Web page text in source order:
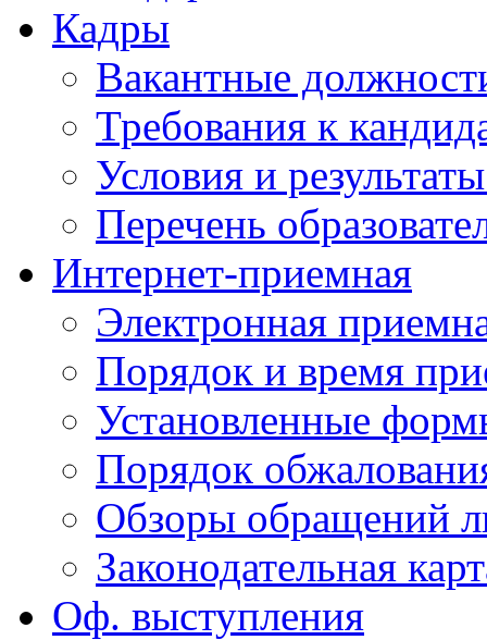
Кадры
Вакантные
Требования к
Условия и
Перечень
Интернет-приемная
Электронная
Порядок и время
Установленные
Порядок
Обзоры обращений
Законодательная
Оф. выступления